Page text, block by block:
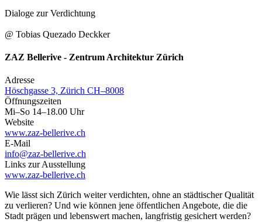
Dialoge zur Verdichtung
@ Tobias Quezado Deckker
ZAZ Bellerive - Zentrum Architektur Zürich
Adresse
Höschgasse 3, Zürich CH–8008
Öffnungszeiten
Mi–So 14–18.00 Uhr
Website
www.zaz-bellerive.ch
E-Mail
info@zaz-bellerive.ch
Links zur Ausstellung
www.zaz-bellerive.ch
Wie lässt sich Zürich weiter verdichten, ohne an städtischer Qualität
zu verlieren? Und wie können jene öffentlichen Angebote, die die
Stadt prägen und lebenswert machen, langfristig gesichert werden?